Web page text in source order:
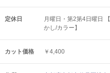
定休日
月曜日・第2第4日曜日
かし/カラー】
カット価格 ￥4,400